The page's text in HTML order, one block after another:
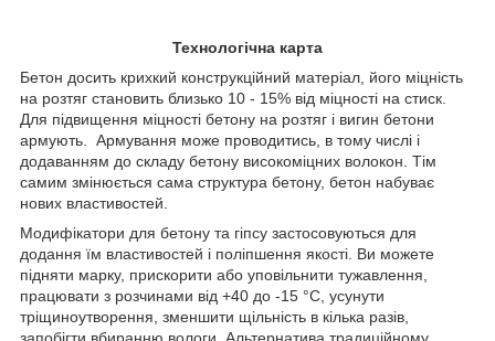
Технологічна карта
Бетон досить крихкий конструкційний матеріал, його міцність
на розтяг становить близько 10 - 15% від міцності на стиск.
Для підвищення міцності бетону на розтяг і вигин бетони
армують. Армування може проводитись, в тому числі і
додаванням до складу бетону високоміцних волокон. Тім
самим змінюється сама структура бетону, бетон набуває
нових властивостей.
Модифікатори для бетону та гіпсу застосовуються для
додання їм властивостей і поліпшення якості. Ви можете
підняти марку, прискорити або уповільнити тужавлення,
працювати з розчинами від +40 до -15 °С, усунути
тріщиноутворення, зменшити щільність в кілька разів,
запобігти вбиранню вологи. Альтернатива традиційному